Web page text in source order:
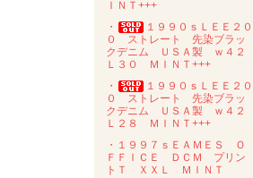
ＩＮＴ+++
・
１９９０ｓＬＥＥ２０
０ ストレート 先染ブラッ
クデニム ＵＳＡ製 ｗ４２
Ｌ３０ ＭＩＮＴ+++
・
１９９０ｓＬＥＥ２０
０ ストレート 先染ブラッ
クデニム ＵＳＡ製 ｗ４２
Ｌ２８ ＭＩＮＴ+++
・１９９７ｓＥＡＭＥＳ Ｏ
ＦＦＩＣＥ ＤＣＭ プリン
トＴ ＸＸＬ ＭＩＮＴ